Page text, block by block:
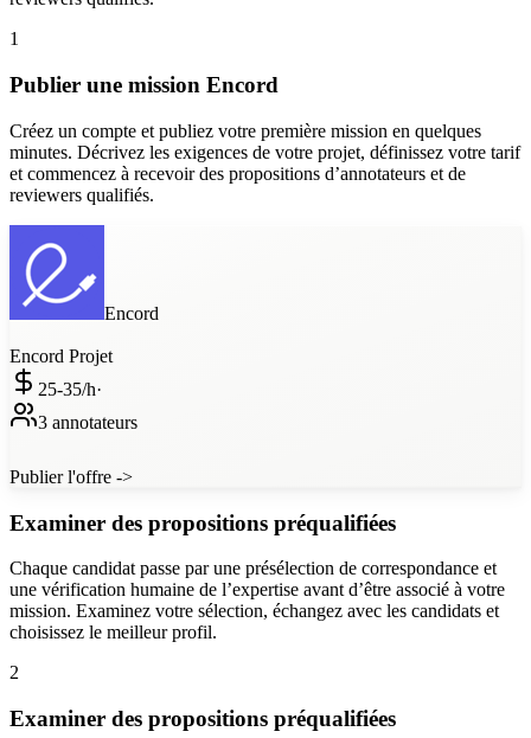
1
Publier une mission Encord
Créez un compte et publiez votre première mission en quelques
minutes. Décrivez les exigences de votre projet, définissez votre tarif
et commencez à recevoir des propositions d’annotateurs et de
reviewers qualifiés.
Encord
Encord Projet
25-35/h·
3 annotateurs
Publier l'offre ->
Examiner des propositions préqualifiées
Chaque candidat passe par une présélection de correspondance et
une vérification humaine de l’expertise avant d’être associé à votre
mission. Examinez votre sélection, échangez avec les candidats et
choisissez le meilleur profil.
2
Examiner des propositions préqualifiées